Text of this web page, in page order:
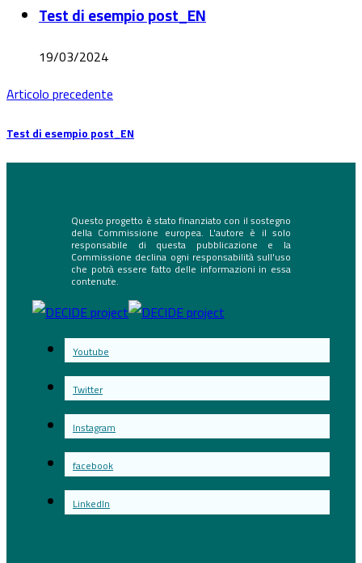
Test di esempio post_EN
19/03/2024
Articolo precedente
Test di esempio post_EN
Questo progetto è stato finanziato con il sostegno
della Commissione europea. L'autore è il solo
responsabile di questa pubblicazione e la
Commissione declina ogni responsabilità sull'uso
che potrà essere fatto delle informazioni in essa
contenute.
Youtube
Twitter
Instagram
facebook
LinkedIn